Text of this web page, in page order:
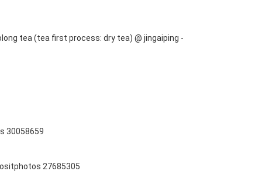
tea (tea first process: dry tea) @ jingaiping -
30058659
27685305